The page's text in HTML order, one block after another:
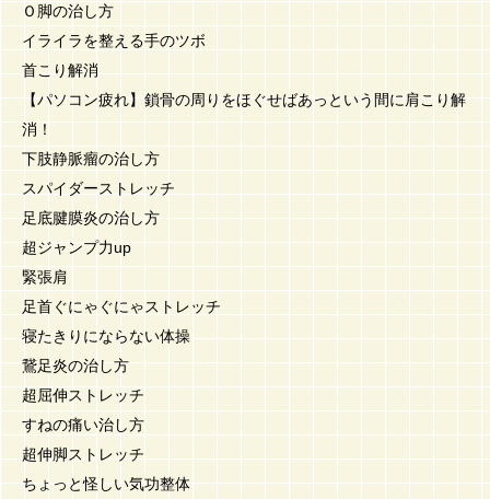
Ｏ脚の治し方
イライラを整える手のツボ
首こり解消
【パソコン疲れ】鎖骨の周りをほぐせばあっという間に肩こり解
消！
下肢静脈瘤の治し方
スパイダーストレッチ
足底腱膜炎の治し方
超ジャンプ力up
緊張肩
足首ぐにゃぐにゃストレッチ
寝たきりにならない体操
鵞足炎の治し方
超屈伸ストレッチ
すねの痛い治し方
超伸脚ストレッチ
ちょっと怪しい気功整体